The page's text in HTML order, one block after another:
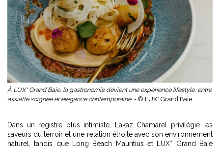
À LUX* Grand Baie, la gastronomie devient une expérience lifestyle, entre
assiette soignée et élégance contemporaine. - © LUX* Grand Baie
Dans un registre plus intimiste, Lakaz Chamarel privilégie les
saveurs du terroir et une relation étroite avec son environnement
naturel, tandis que Long Beach Mauritius et LUX* Grand Baie